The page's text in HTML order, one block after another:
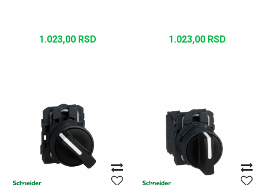
1.023,00 RSD 1.023,00 RSD